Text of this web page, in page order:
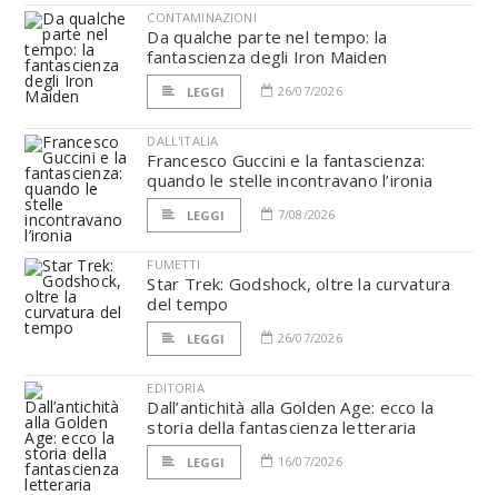
CONTAMINAZIONI
Da qualche parte nel tempo: la
fantascienza degli Iron Maiden
LEGGI 26/07/2026
DALL'ITALIA
Francesco Guccini e la fantascienza:
quando le stelle incontravano l’ironia
LEGGI 7/08/2026
FUMETTI
Star Trek: Godshock, oltre la curvatura
del tempo
LEGGI 26/07/2026
EDITORIA
Dall’antichità alla Golden Age: ecco la
storia della fantascienza letteraria
LEGGI 16/07/2026